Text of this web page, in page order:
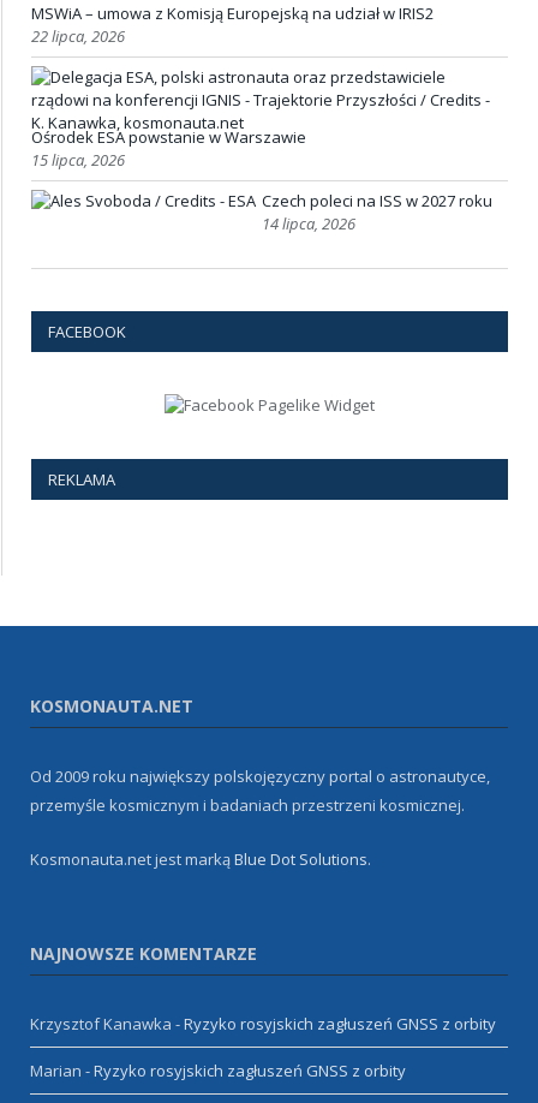
MSWiA – umowa z Komisją Europejską na udział w IRIS2
22 lipca, 2026
Ośrodek ESA powstanie w Warszawie
15 lipca, 2026
Czech poleci na ISS w 2027 roku
14 lipca, 2026
FACEBOOK
REKLAMA
KOSMONAUTA.NET
Od 2009 roku największy polskojęzyczny portal o astronautyce,
przemyśle kosmicznym i badaniach przestrzeni kosmicznej.
Kosmonauta.net jest markąBlue Dot Solutions.
NAJNOWSZE KOMENTARZE
Krzysztof Kanawka -Ryzyko rosyjskich zagłuszeń GNSS z orbity
Marian -Ryzyko rosyjskich zagłuszeń GNSS z orbity